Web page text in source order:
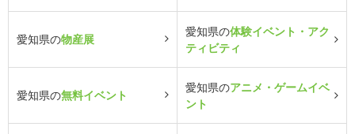
愛知県の物産展
愛知県の体験イベント・アク
ティビティ
愛知県の無料イベント
愛知県のアニメ・ゲームイベ
ント